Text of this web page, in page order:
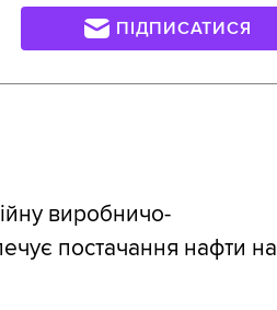
ПІДПИСАТИСЯ
виробничо-
постачання нафти на